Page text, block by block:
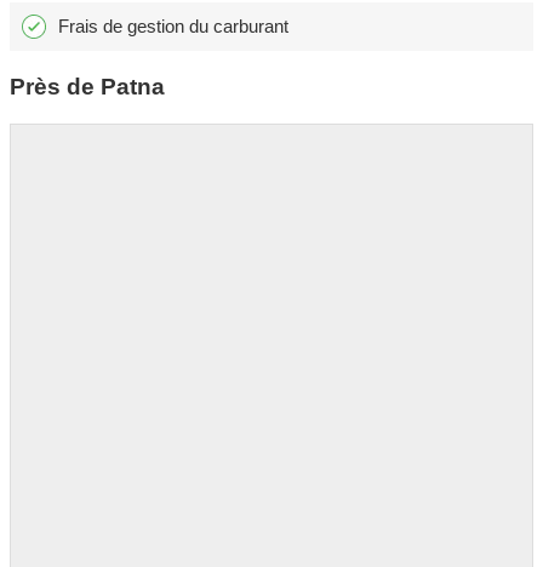
Frais de gestion du carburant
Près de Patna